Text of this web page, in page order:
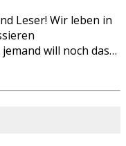
Leser! Wir leben in
will noch das…